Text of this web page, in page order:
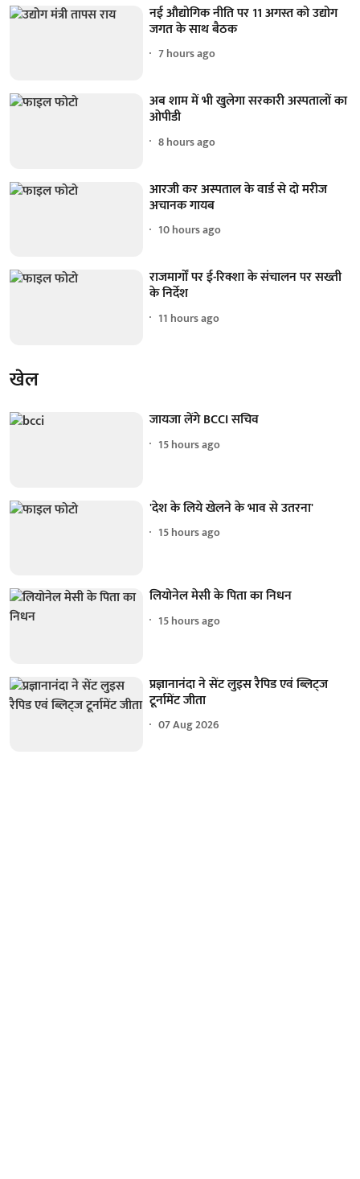
नई औद्योगिक नीति पर 11 अगस्त को उद्योग
जगत के साथ बैठक
7 hours ago
अब शाम में भी खुलेगा सरकारी अस्पतालों का
ओपीडी
8 hours ago
आरजी कर अस्पताल के वार्ड से दो मरीज
अचानक गायब
10 hours ago
राजमार्गों पर ई-रिक्शा के संचालन पर सख्ती
के निर्देश
11 hours ago
खेल
जायजा लेंगे BCCI सचिव
15 hours ago
'देश के लिये खेलने के भाव से उतरना'
15 hours ago
लियोनेल मेसी के पिता का निधन
15 hours ago
प्रज्ञानानंदा ने सेंट लुइस रैपिड एवं ब्लिट्ज
टूर्नामेंट जीता
07 Aug 2026